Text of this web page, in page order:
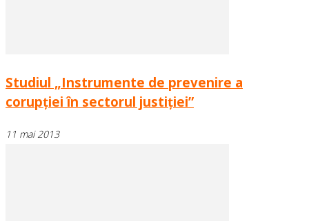
Studiul „Instrumente de prevenire a
corupţiei în sectorul justiţiei”
11 mai 2013